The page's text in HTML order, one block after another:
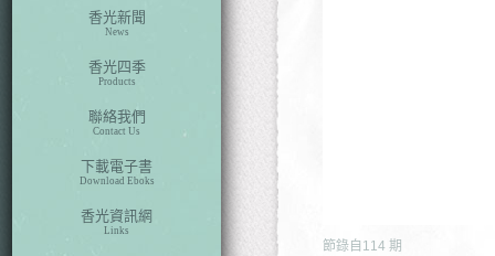
香光新聞
News
香光四季
Products
聯絡我們
Contact Us
下載電子書
Download Eboks
香光資訊網
Links
節錄自 114 期